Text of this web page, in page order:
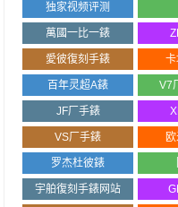
独家视频评测
萬國一比一錶
愛彼復刻手錶
百年灵超A錶 V7
JF厂手錶
VS厂手錶
罗杰杜彼錶
宇舶復刻手錶网站